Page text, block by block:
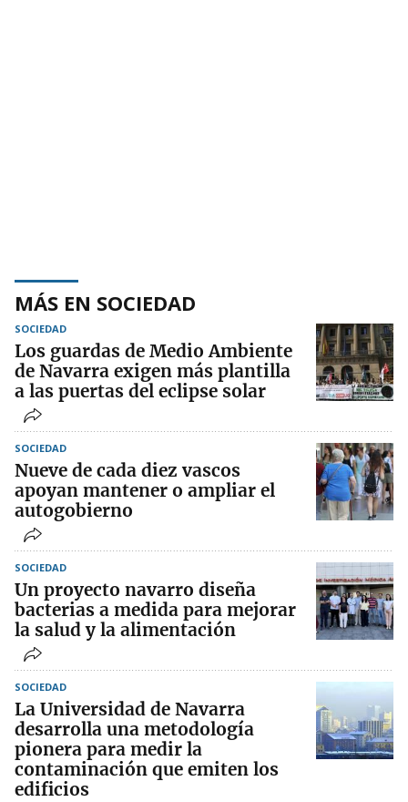
MÁS EN SOCIEDAD
SOCIEDAD
Los guardas de Medio Ambiente
de Navarra exigen más plantilla
a las puertas del eclipse solar
SOCIEDAD
Nueve de cada diez vascos
apoyan mantener o ampliar el
autogobierno
SOCIEDAD
Un proyecto navarro diseña
bacterias a medida para mejorar
la salud y la alimentación
SOCIEDAD
La Universidad de Navarra
desarrolla una metodología
pionera para medir la
contaminación que emiten los
edificios